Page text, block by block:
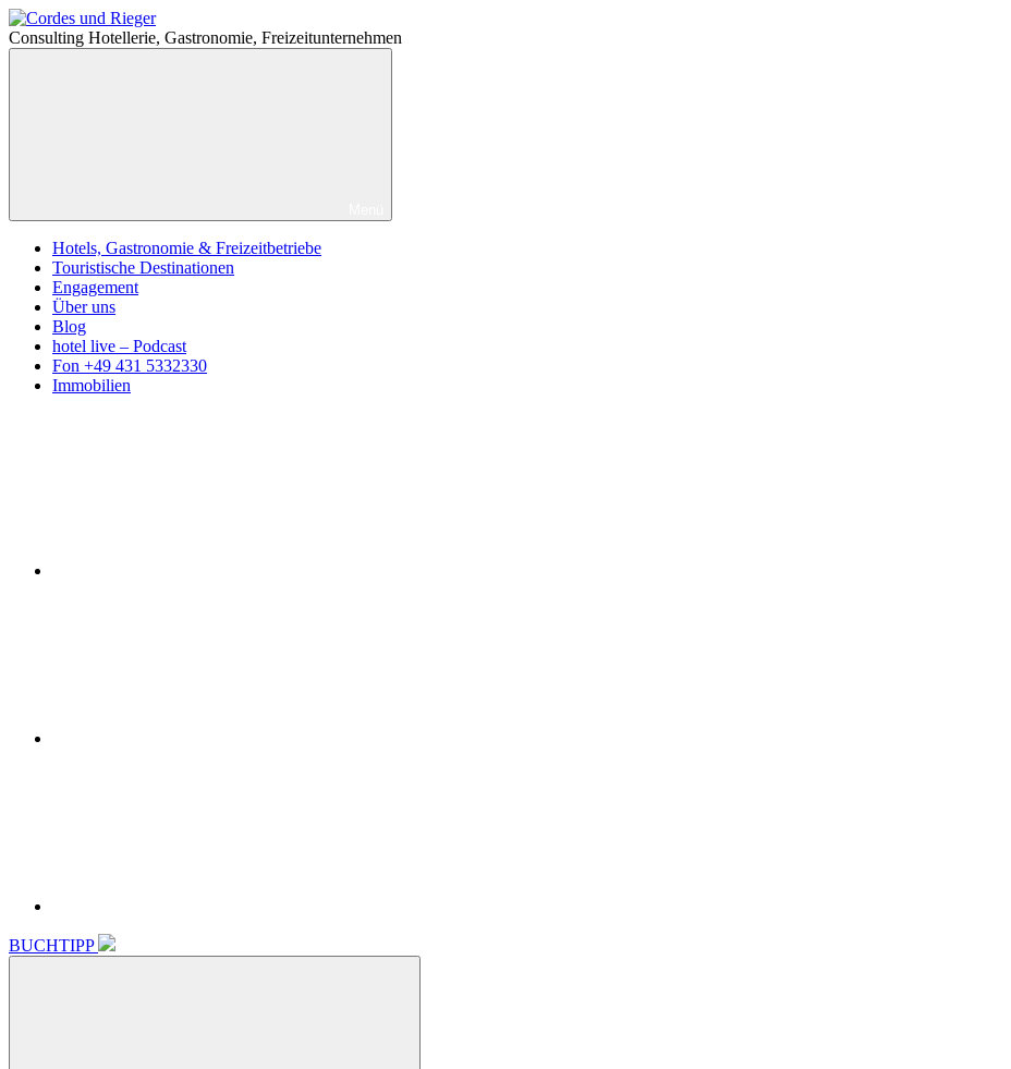
Zum
Inhalt
springen
Cordes
und
Consulting Hotellerie, Gastronomie, Freizeitunternehmen
Hotels, Gastronomie & Freizeitbetriebe
Touristische Destinationen
Engagement
Über uns
Blog
hotel live – Podcast
Fon +49 431 5332330
Immobilien
BUCHTIPP